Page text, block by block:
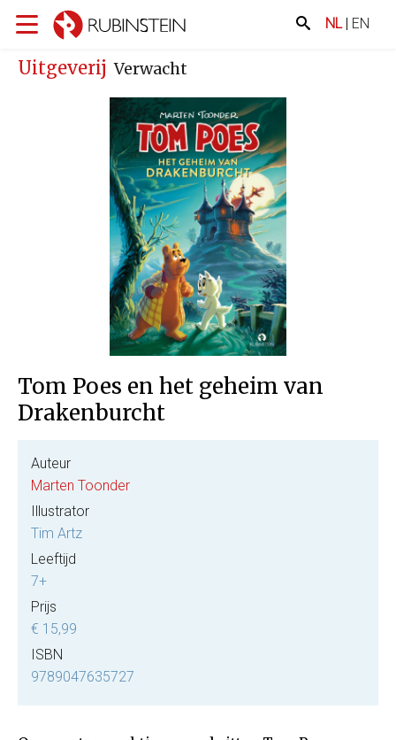
NL| EN
Uitgeverij Verwacht
Tom Poes en het geheim van
Drakenburcht
Auteur
Marten Toonder
Illustrator
Tim Artz
Leeftijd
7+
Prijs
€ 15,99
ISBN
9789047635727